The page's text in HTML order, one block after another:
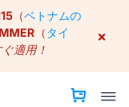
（ベトナムの
（ タイ
適用！
×